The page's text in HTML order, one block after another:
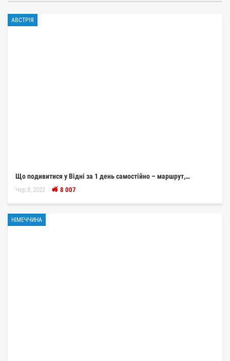
АВСТРІЯ
Що подивитися у Відні за 1 день самостійно – маршрут,…
Чер 8, 2022 8 007
НІМЕЧЧИНА